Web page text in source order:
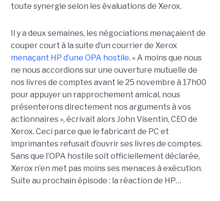
toute synergie selon les évaluations de Xerox.
Il y a deux semaines, les négociations menaçaient de
couper court à la suite d’un courrier de Xerox
menaçant HP d’une OPA hostile. « A moins que nous
ne nous accordions sur une ouverture mutuelle de
nos livres de comptes avant le 25 novembre à 17h00
pour appuyer un rapprochement amical, nous
présenterons directement nos arguments à vos
actionnaires », écrivait alors John Visentin, CEO de
Xerox. Ceci parce que le fabricant de PC et
imprimantes refusait d’ouvrir ses livres de comptes.
Sans que l’OPA hostile soit officiellement déclarée,
Xerox n’en met pas moins ses menaces à exécution.
Suite au prochain épisode : la réaction de HP…